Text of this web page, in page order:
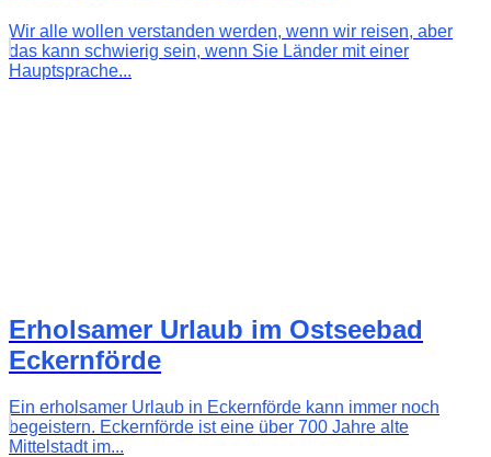
Wir alle wollen verstanden werden, wenn wir reisen, aber
das kann schwierig sein, wenn Sie Länder mit einer
Hauptsprache...
Erholsamer Urlaub im Ostseebad
Eckernförde
Ein erholsamer Urlaub in Eckernförde kann immer noch
begeistern. Eckernförde ist eine über 700 Jahre alte
Mittelstadt im...